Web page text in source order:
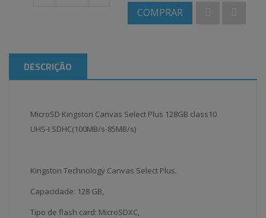
COMPRAR
DESCRIÇÃO
MicroSD Kingston Canvas Select Plus 128GB class10
UHS-I SDHC(100MB/s-85MB/s)
Kingston Technology Canvas Select Plus.
Capacidade: 128 GB,
Tipo de flash card: MicroSDXC,